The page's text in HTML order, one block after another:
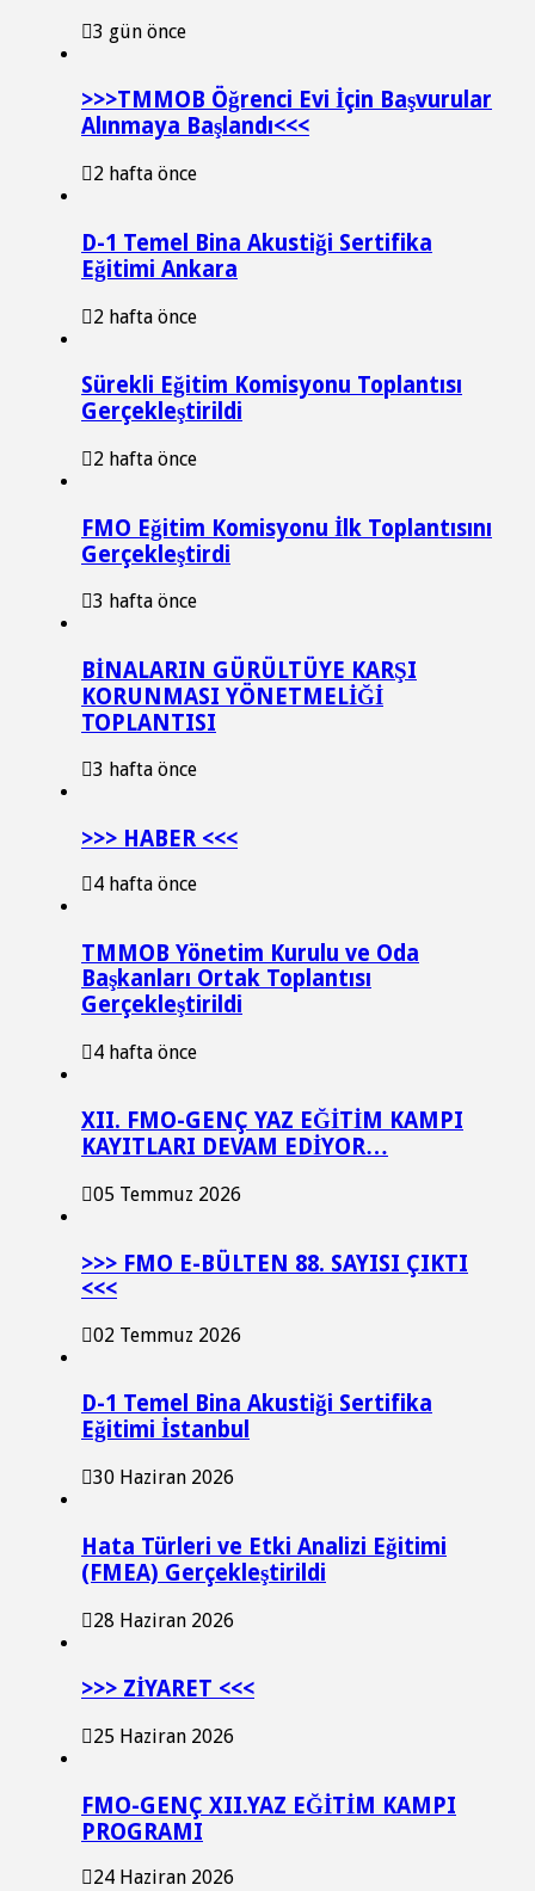
3 gün önce
>>>TMMOB Öğrenci Evi İçin Başvurular
Alınmaya Başlandı<<<
2 hafta önce
D-1 Temel Bina Akustiği Sertifika
Eğitimi Ankara
2 hafta önce
Sürekli Eğitim Komisyonu Toplantısı
Gerçekleştirildi
2 hafta önce
FMO Eğitim Komisyonu İlk Toplantısını
Gerçekleştirdi
3 hafta önce
BİNALARIN GÜRÜLTÜYE KARŞI
KORUNMASI YÖNETMELİĞİ
TOPLANTISI
3 hafta önce
>>> HABER <<<
4 hafta önce
TMMOB Yönetim Kurulu ve Oda
Başkanları Ortak Toplantısı
Gerçekleştirildi
4 hafta önce
XII. FMO-GENÇ YAZ EĞİTİM KAMPI
KAYITLARI DEVAM EDİYOR…
05 Temmuz 2026
>>> FMO E-BÜLTEN 88. SAYISI ÇIKTI
<<<
02 Temmuz 2026
D-1 Temel Bina Akustiği Sertifika
Eğitimi İstanbul
30 Haziran 2026
Hata Türleri ve Etki Analizi Eğitimi
(FMEA) Gerçekleştirildi
28 Haziran 2026
>>> ZİYARET <<<
25 Haziran 2026
FMO-GENÇ XII.YAZ EĞİTİM KAMPI
PROGRAMI
24 Haziran 2026